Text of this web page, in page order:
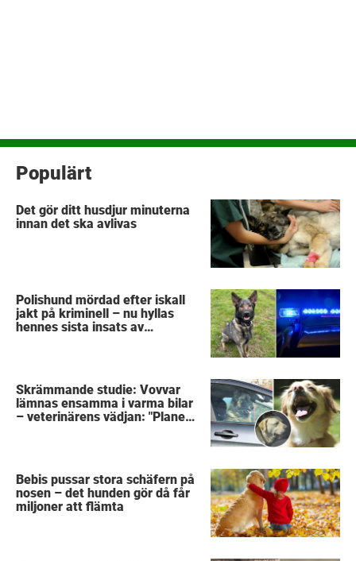
Populärt
Det gör ditt husdjur minuterna
innan det ska avlivas
Polishund mördad efter iskall
jakt på kriminell – nu hyllas
hennes sista insats av
Skrämmande studie: Vovvar
lämnas ensamma i varma bilar
– veterinärens vädjan: "Planera
Bebis pussar stora schäfern på
nosen – det hunden gör då får
miljoner att flämta